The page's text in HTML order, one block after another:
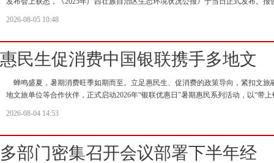
2026-08-05 10:48
惠民生促消费中国银联携手多地文
蝉鸣盛夏，暑期消费旺季如期而至。立足惠民生、促消费的政策导向，紧扣文旅
地文旅单位等合作伙伴，正式启动2026年“银联优惠日”暑期惠民系列活动，以“带
2026-08-04 14:53
多部门密集召开会议部署下半年经